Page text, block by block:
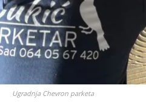
Ugradnja Chevron parketa